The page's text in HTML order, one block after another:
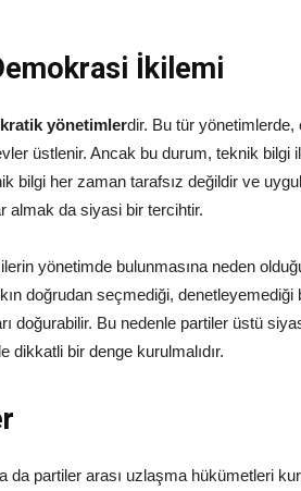
İkilemi
yönetimlerdir. Bu tür yönetimlerde,
üstlenir. Ancak bu durum, teknik bilgi
bilgi her zaman tarafsız değildir ve
almak da siyasi bir tercihtir.
yönetimde bulunmasına neden
doğrudan seçmediği, denetleyemediği
doğurabilir. Bu nedenle partiler üstü
bir denge kurulmalıdır.
da partiler arası uzlaşma hükümetleri